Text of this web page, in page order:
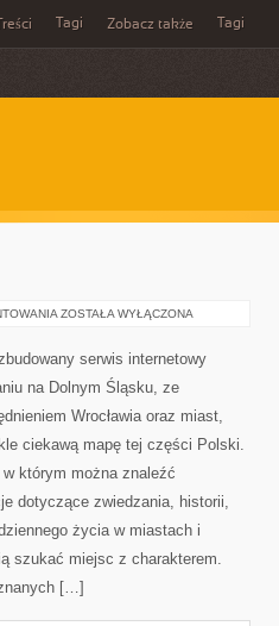
Tagi Zobacz także Tagi
JELENIA
ZOSTAŁA WYŁĄCZONA
serwis internetowy
na Dolnym Śląsku, ze
Wrocławia oraz miast,
ciekawą mapę tej części Polski.
którym można znaleźć
dotyczące zwiedzania, historii,
życia w miastach i
szukać miejsc z charakterem.
[…]